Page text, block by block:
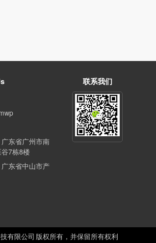
东省广州市南
7栋8楼
东省中山市产
联系我们
有限公司 版权所有，并保留所有权利